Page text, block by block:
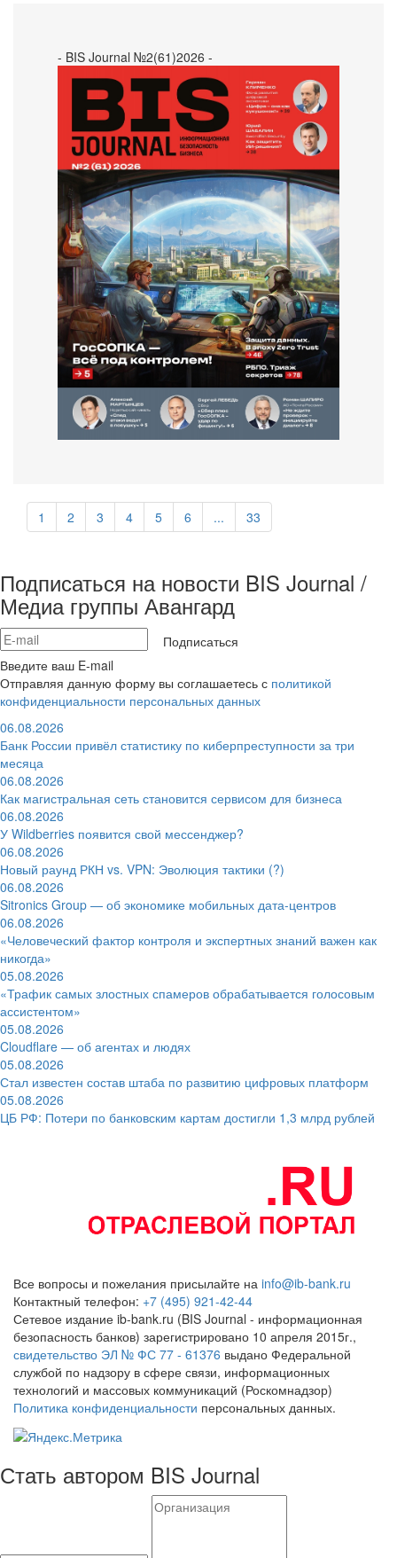
- BIS Journal №2(61)2026 -
1 2 3 4 5 6 ... 33
Подписаться на новости BIS Journal /
Медиа группы Авангард
Подписаться
Введите ваш E-mail
Отправляя данную форму вы соглашаетесь с политикой
конфиденциальности персональных данных
06.08.2026
Банк России привёл статистику по киберпреступности за три
месяца
06.08.2026
Как магистральная сеть становится сервисом для бизнеса
06.08.2026
У Wildberries появится свой мессенджер?
06.08.2026
Новый раунд РКН vs. VPN: Эволюция тактики (?)
06.08.2026
Sitronics Group — об экономике мобильных дата-центров
06.08.2026
«Человеческий фактор контроля и экспертных знаний важен как
никогда»
05.08.2026
«Трафик самых злостных спамеров обрабатывается голосовым
ассистентом»
05.08.2026
Cloudflare — об агентах и людях
05.08.2026
Стал известен состав штаба по развитию цифровых платформ
05.08.2026
ЦБ РФ: Потери по банковским картам достигли 1,3 млрд рублей
Все вопросы и пожелания присылайте на info@ib-bank.ru
Контактный телефон: +7 (495) 921-42-44
Сетевое издание ib-bank.ru (BIS Journal - информационная
безопасность банков) зарегистрировано 10 апреля 2015г.,
свидетельство ЭЛ № ФС 77 - 61376 выдано Федеральной
службой по надзору в сфере связи, информационных
технологий и массовых коммуникаций (Роскомнадзор)
Политика конфиденциальности персональных данных.
Стать автором BIS Journal